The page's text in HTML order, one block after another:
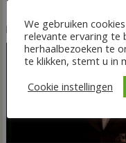
Bert Gelling te
12 juni 2023 Arjen
We gebruiken
relevante ervaring te
herhaalbezoeken te
te klikken, stemt u in
Cookie instellingen